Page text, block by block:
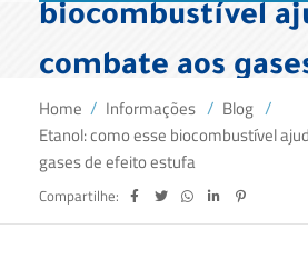
biocombustível
combate aos
estufa
Home Informações
Blog
Etanol: como esse biocombustível
gases de efeito estufa
Compartilhe: